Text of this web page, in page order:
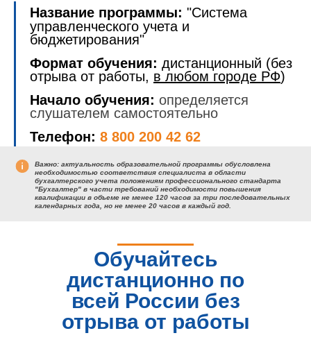
Название программы: "Система
управленческого учета и
бюджетирования"
Формат обучения: дистанционный (без
отрыва от работы, в любом городе РФ)
Начало обучения: определяется
слушателем самостоятельно
Телефон: 8 800 200 42 62
Важно: актуальность образовательной программы обусловлена
необходимостью соответствия специалиста в области
бухгалтерского учета положениям профессионального стандарта
"Бухгалтер" в части требований необходимости повышения
квалификации в объеме не менее 120 часов за три последовательных
календарных года, но не менее 20 часов в каждый год.
Обучайтесь
дистанционно по
всей России без
отрыва от работы